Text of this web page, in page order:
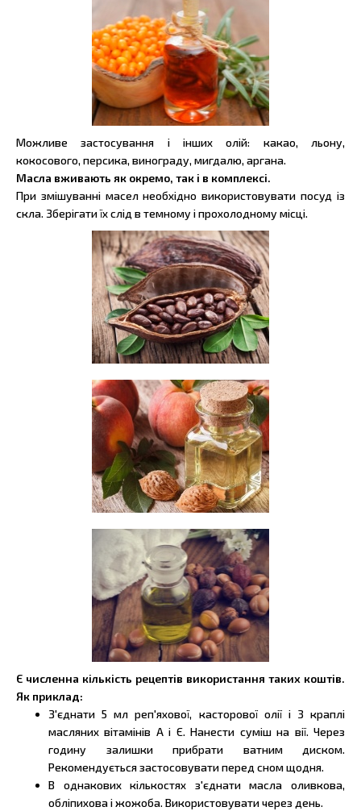
Можливе застосування і інших олій: какао, льону,
кокосового, персика, винограду, мигдалю, аргана.
Масла вживають як окремо, так і в комплексі.
При змішуванні масел необхідно використовувати посуд із
скла. Зберігати їх слід в темному і прохолодному місці.
Є численна кількість рецептів використання таких коштів.
Як приклад:
З'єднати 5 мл реп'яхової, касторової олії і 3 краплі
масляних вітамінів А і Є. Нанести суміш на вії. Через
годину залишки прибрати ватним диском.
Рекомендується застосовувати перед сном щодня.
В однакових кількостях з'єднати масла оливкова,
обліпихова і жожоба. Використовувати через день.